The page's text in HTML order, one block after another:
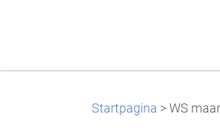
Startpagina > WS